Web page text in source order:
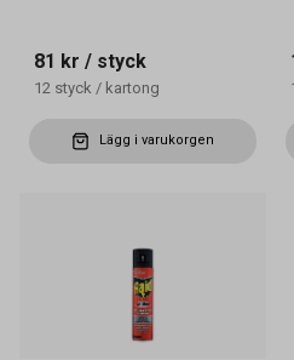
81 kr / styck
12 styck / kartong
Lägg i varukorgen